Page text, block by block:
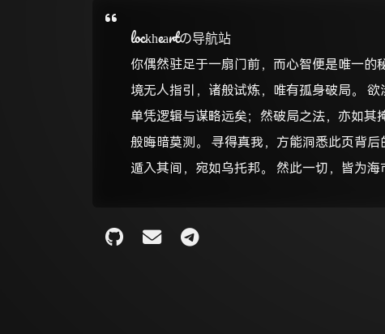
lockheartの导航站
你偶然驻足于一扇门前，而心智便是唯一的
境无人指引，诸般试炼，唯有孤身破局。 欲
单凭逻辑与谋略远矣；然破局之法，亦如其
般晦暗莫测。 寻得真我，方能洞悉此页背后
遁入其间，宛如乌托邦。 然此一切，皆为海